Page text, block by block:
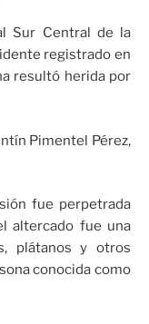
Sur Central de la
registrado en
resultó herida por
Pimentel Pérez,
fue perpetrada
altercado fue una
plátanos y otros
conocida como